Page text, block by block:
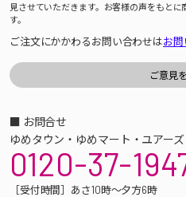
見させていただきます。お客様の声をもと
す。
ご注文にかかわるお問い合わせはお
■ お問合せ
ゆめタウン・ゆめマート・ユアーズ
0120-37-
［受付時間］あさ10時～夕方6時